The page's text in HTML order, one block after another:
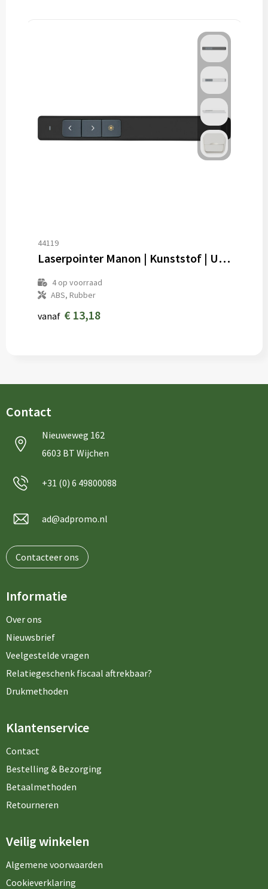
44119
Laserpointer Manon | Kunststof | USB oplaadbaar
4op voorraad
ABS, Rubber
vanaf € 13,18
Contact
Nieuweweg 162
6603 BT Wijchen
+31 (0) 6 49800088
ad@adpromo.nl
Contacteer ons
Informatie
Over ons
Nieuwsbrief
Veelgestelde vragen
Relatiegeschenk fiscaal aftrekbaar?
Drukmethoden
Klantenservice
Contact
Bestelling & Bezorging
Betaalmethoden
Retourneren
Veilig winkelen
Algemene voorwaarden
Cookieverklaring